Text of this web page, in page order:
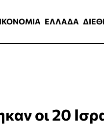
ΕΛΛΑΔΑ
οι 20